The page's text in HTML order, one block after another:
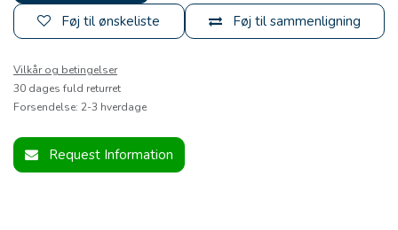
Føj til sammenligning
Føj til ønskeliste
Vilkår og betingelser
30 dages fuld returret
Forsendelse: 2-3 hverdage
Request Information